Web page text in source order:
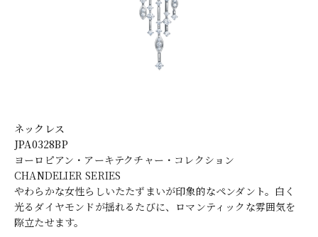
ネックレス
JPA0328BP
ヨーロピアン・アーキテクチャー・コレクション
CHANDELIER SERIES
やわらかな女性らしいたたずまいが印象的なペンダント。白く
光るダイヤモンドが揺れるたびに、ロマンティックな雰囲気を
際立たせます。